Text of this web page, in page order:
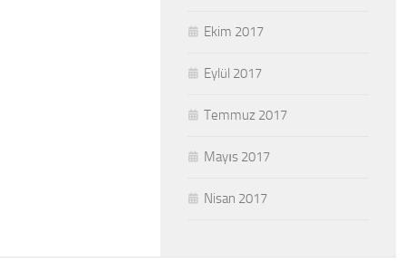
Ekim 2017
Eylül 2017
Temmuz 2017
Mayıs 2017
Nisan 2017